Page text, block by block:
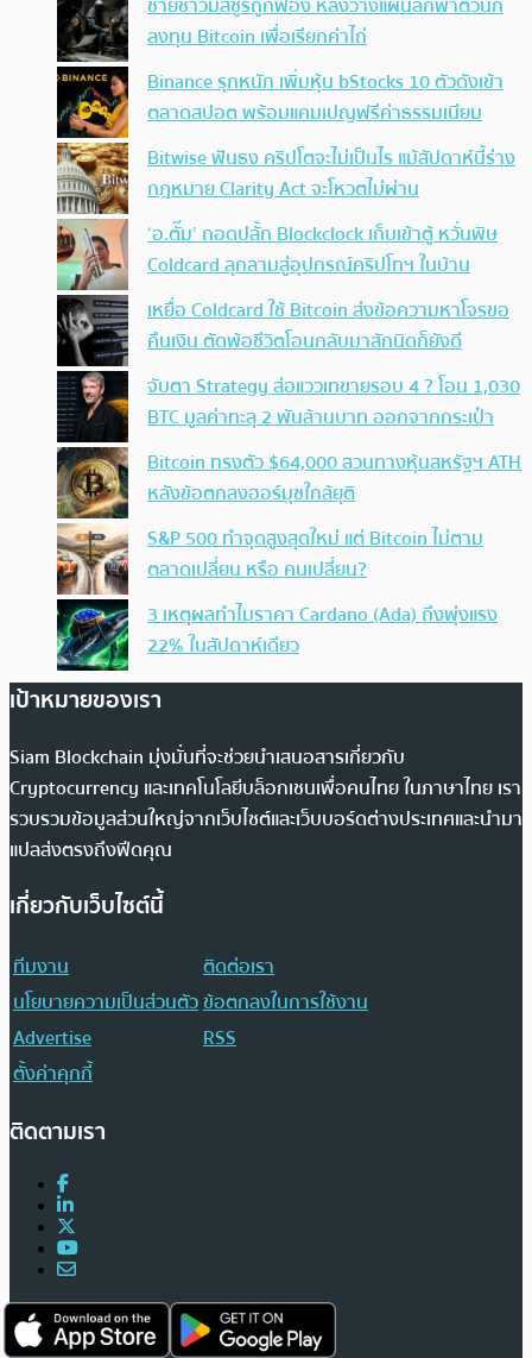
ลงทุน Bitcoin เพื่อเรียกค่าไถ่
Binance รุกหนัก เพิ่มหุ้น bStocks 10 ตัวดังเข้า
ตลาดสปอต พร้อมแคมเปญฟรีค่าธรรมเนียม
Bitwise ฟันธง คริปโตจะไม่เป็นไร แม้สัปดาห์นี้ร่าง
กฎหมาย Clarity Act จะโหวตไม่ผ่าน
‘อ.ตั๊ม’ ถอดปลั้ก Blockclock เก็บเข้าตู้ หวั่นพิษ
Coldcard ลุกลามสู่อุปกรณ์คริปโทฯ ในบ้าน
เหยื่อ Coldcard ใช้ Bitcoin ส่งข้อความหาโจรขอ
คืนเงิน ตัดพ้อชีวิตโอนกลับมาสักนิดก็ยังดี
จับตา Strategy ส่อแววเทขายรอบ 4 ? โอน 1,030
BTC มูลค่าทะลุ 2 พันล้านบาท ออกจากกระเป๋า
Bitcoin ทรงตัว $64,000 สวนทางหุ้นสหรัฐฯ ATH
หลังข้อตกลงฮอร์มุซใกล้ยุติ
S&P 500 ทำจุดสูงสุดใหม่ แต่ Bitcoin ไม่ตาม
ตลาดเปลี่ยน หรือ คนเปลี่ยน?
3 เหตุผลทำไมราคา Cardano (Ada) ถึงพุ่งแรง
22% ในสัปดาห์เดียว
เป้าหมายของเรา
Siam Blockchain มุ่งมั่นที่จะช่วยนำเสนอสารเกี่ยวกับ
Cryptocurrency และเทคโนโลยีบล็อกเชนเพื่อคนไทย ในภาษาไทย เรา
รวบรวมข้อมูลส่วนใหญ่จากเว็บไซต์และเว็บบอร์ดต่างประเทศและนำมา
แปลส่งตรงถึงฟีดคุณ
เกี่ยวกับเว็บไซต์นี้
ทีมงาน
ติดต่อเรา
นโยบายความเป็นส่วนตัวข้อตกลงในการใช้งาน
Advertise
RSS
ตั้งค่าคุกกี้
ติดตามเรา